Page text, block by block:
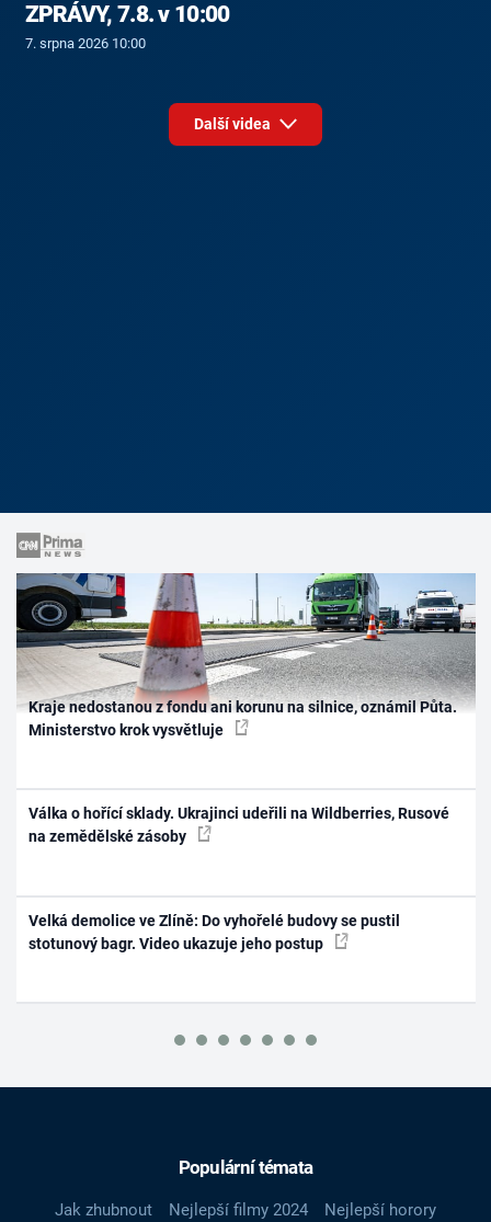
ZPRÁVY, 7.8. v 10:00
7. srpna 2026 10:00
Další videa
Kraje nedostanou z fondu ani korunu na silnice, oznámil Půta.
Ministerstvo krok vysvětluje
Válka o hořící sklady. Ukrajinci udeřili na Wildberries, Rusové
na zemědělské zásoby
Velká demolice ve Zlíně: Do vyhořelé budovy se pustil
stotunový bagr. Video ukazuje jeho postup
Populární témata
Jak zhubnout Nejlepší filmy 2024
Nejlepší horory